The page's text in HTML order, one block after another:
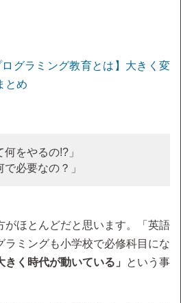
ログラミング教育とは】大きく変
とめ
何をやるの!?」
で必要なの？」
がほとんどだと思います。「英語
ラミングも小学校で必修科目にな
きく時代が動いている」
という事